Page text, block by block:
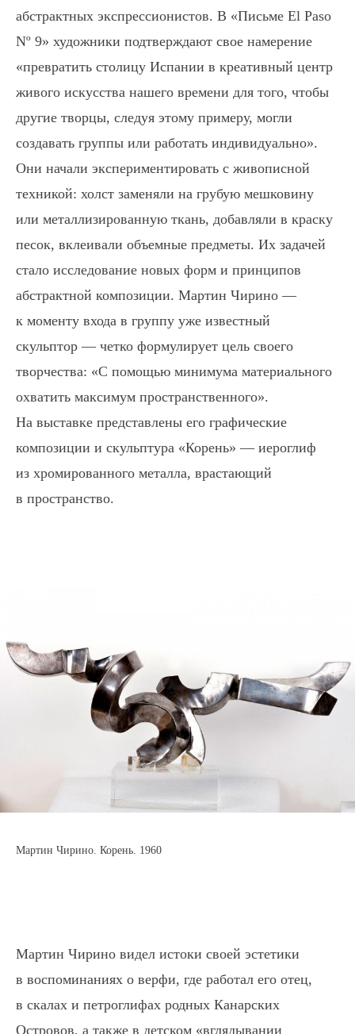
абстрактных экспрессионистов. В «Письме El Paso
Nº 9» художники подтверждают свое намерение
«превратить столицу Испании в креативный центр
живого искусства нашего времени для того, чтобы
другие творцы, следуя этому примеру, могли
создавать группы или работать индивидуально».
Они начали экспериментировать с живописной
техникой: холст заменяли на грубую мешковину
или металлизированную ткань, добавляли в краску
песок, вклеивали объемные предметы. Их задачей
стало исследование новых форм и принципов
абстрактной композиции. Мартин Чирино —
к моменту входа в группу уже известный
скульптор — четко формулирует цель своего
творчества: «С помощью минимума материального
охватить максимум пространственного».
На выставке представлены его графические
композиции и скульптура «Корень» — иероглиф
из хромированного металла, врастающий
в пространство.
Мартин Чирино. Корень. 1960
Мартин Чирино видел истоки своей эстетики
в воспоминаниях о верфи, где работал его отец,
в скалах и петроглифах родных Канарских
Островов, а также в детском «вглядывании